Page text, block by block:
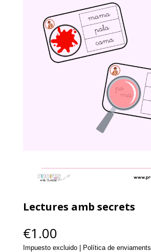
Lectures amb secrets
€1.00
Impuesto excluido | Política de enviaments